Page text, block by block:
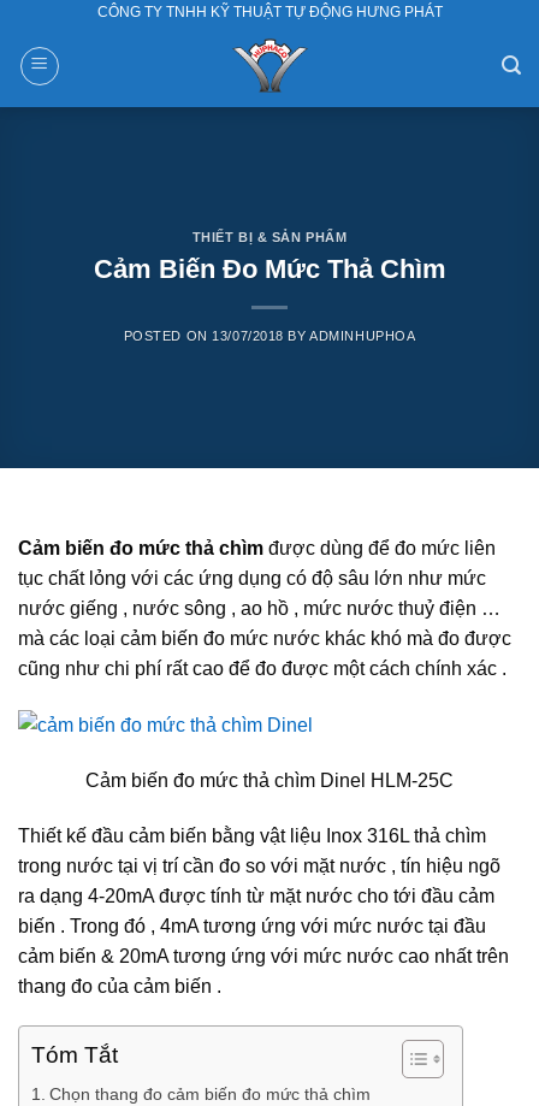
content
CÔNG TY TNHH KỸ THUẬT TỰ ĐỘNG HƯNG PHÁT
THIẾT BỊ & SẢN PHẨM
Cảm Biến Đo Mức Thả Chìm
POSTED ON 13/07/2018 BYADMINHUPHOA
Cảm biến đo mức thả chìm được dùng để đo mức liên
tục chất lỏng với các ứng dụng có độ sâu lớn như mức
nước giếng , nước sông , ao hồ , mức nước thuỷ điện …
mà các loại cảm biến đo mức nước khác khó mà đo được
cũng như chi phí rất cao để đo được một cách chính xác .
Cảm biến đo mức thả chìm Dinel HLM-25C
Thiết kế đầu cảm biến bằng vật liệu Inox 316L thả chìm
trong nước tại vị trí cần đo so với mặt nước , tín hiệu ngõ
ra dạng 4-20mA được tính từ mặt nước cho tới đầu cảm
biến . Trong đó , 4mA tương ứng với mức nước tại đầu
cảm biến & 20mA tương ứng với mức nước cao nhất trên
thang đo của cảm biến .
Tóm Tắt
Chọn thang đo cảm biến đo mức thả chìm